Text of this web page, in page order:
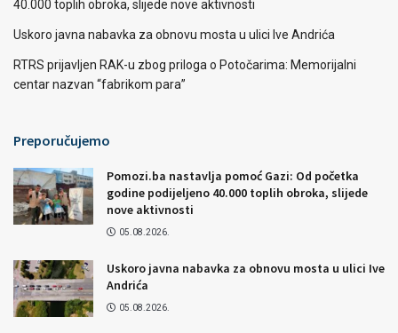
40.000 toplih obroka, slijede nove aktivnosti
Uskoro javna nabavka za obnovu mosta u ulici Ive Andrića
RTRS prijavljen RAK-u zbog priloga o Potočarima: Memorijalni
centar nazvan “fabrikom para”
Preporučujemo
Pomozi.ba nastavlja pomoć Gazi: Od početka
godine podijeljeno 40.000 toplih obroka, slijede
nove aktivnosti
05.08.2026.
Uskoro javna nabavka za obnovu mosta u ulici Ive
Andrića
05.08.2026.